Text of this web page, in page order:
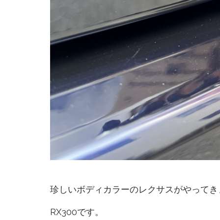
珍しいボディカラーのレクサスがやって
RX300です。